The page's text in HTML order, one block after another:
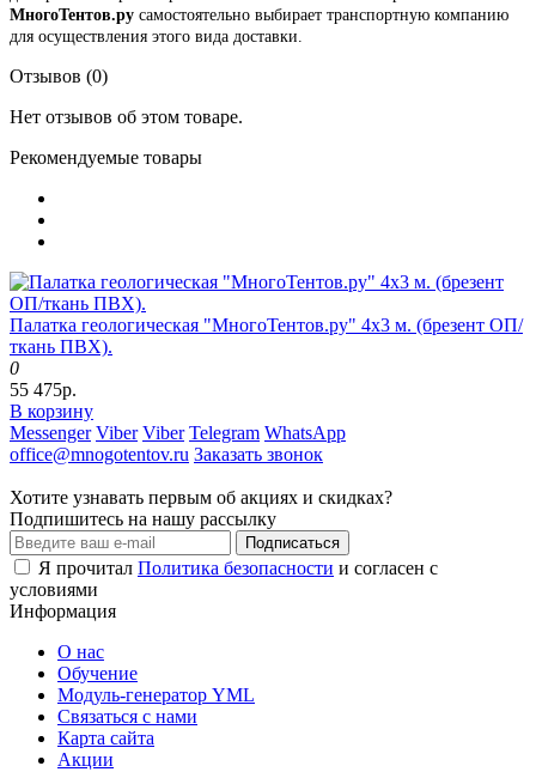
МногоТентов.ру самостоятельно выбирает транспортную компанию
для осуществления этого вида доставки.
Отзывов (0)
Нет отзывов об этом товаре.
Рекомендуемые товары
Палатка геологическая "МногоТентов.ру" 4х3 м. (брезент ОП/
ткань ПВХ).
0
55 475р.
В корзину
Messenger Viber Viber Telegram WhatsApp
office@mnogotentov.ru Заказать звонок
Хотите узнавать первым об акциях и скидках?
Подпишитесь на нашу рассылку
Подписаться
Я прочитал Политика безопасности и согласен с
условиями
Информация
О нас
Обучение
Модуль-генератор YML
Связаться с нами
Карта сайта
Акции